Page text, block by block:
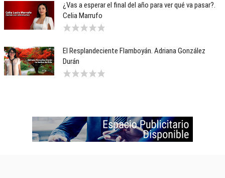
¿Vas a esperar el final del año para ver qué va pasar?.
Celia Marrufo
El Resplandeciente Flamboyán. Adriana González
Durán